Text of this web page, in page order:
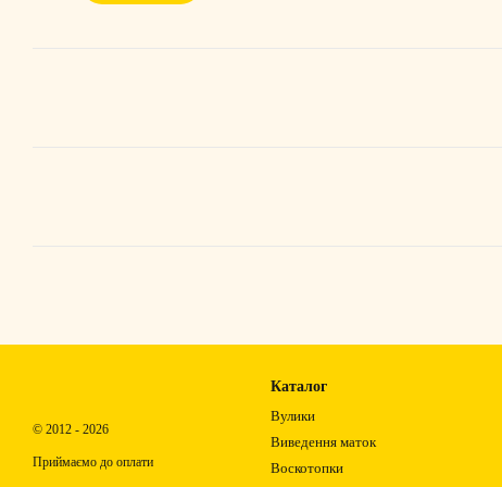
© 2012 - 2026
Приймаємо до оплати
Каталог
Вулики
Виведення маток
Воскотопки